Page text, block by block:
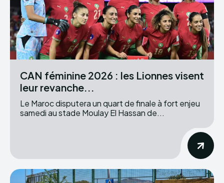
CAN féminine 2026 : les Lionnes visent
leur revanche...
Le Maroc disputera un quart de finale à fort enjeu
samedi au stade Moulay El Hassan de...